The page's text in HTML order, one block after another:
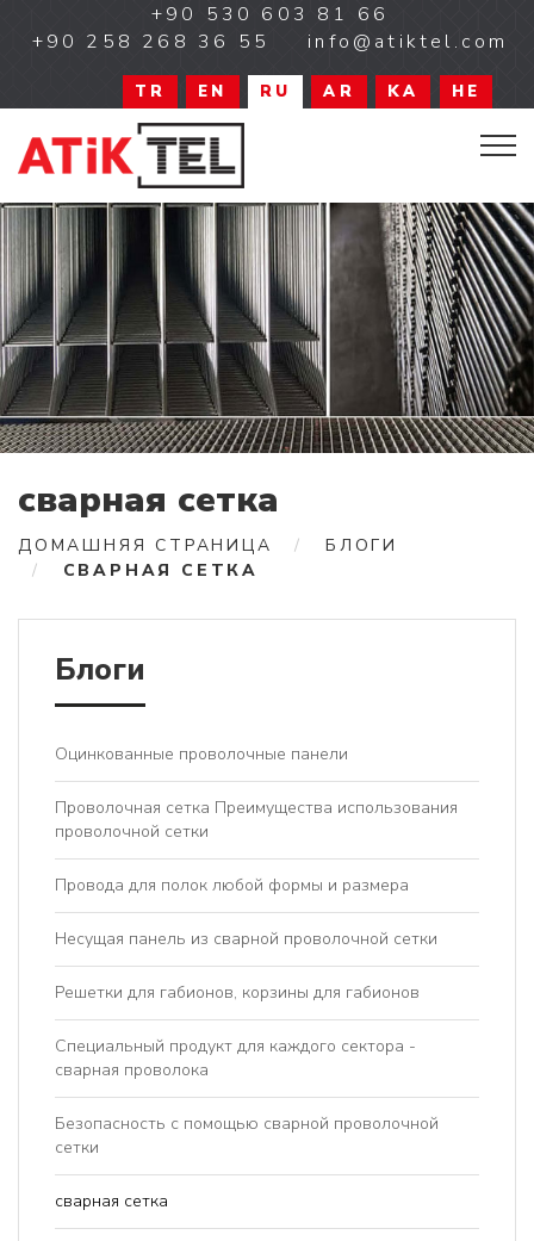
+90 530 603 81 66
+90 258 268 36 55
info@atiktel.com
TR EN RU AR KA HE
сварная сетка
ДОМАШНЯЯ СТРАНИЦА
БЛОГИ
СВАРНАЯ СЕТКА
Блоги
Оцинкованные проволочные панели
Проволочная сетка Преимущества использования
проволочной сетки
Провода для полок любой формы и размера
Несущая панель из сварной проволочной сетки
Решетки для габионов, корзины для габионов
Специальный продукт для каждого сектора -
сварная проволока
Безопасность с помощью сварной проволочной
сетки
сварная сетка